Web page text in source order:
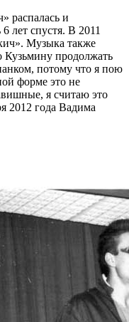
распалась и
лет спустя. В 2011
Музыка также
Кузьмину продолжать
потому что я пою
форме это не
я считаю это
2012 года Вадима